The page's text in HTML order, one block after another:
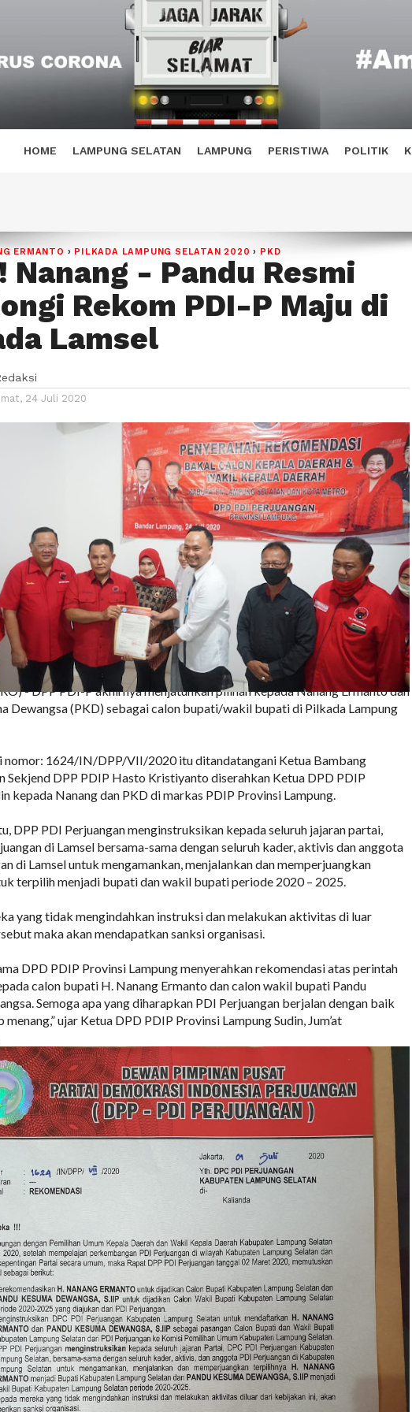
HOME LAMPUNG SELATAN LAMPUNG PERISTIWA POLITIK
ERMANTO › PILKADA LAMPUNG SELATAN 2020 › PKD
Nanang - Pandu Resmi
Rekom PDI-P Maju di
Lamsel
24 Juli 2020
- DPP PDI-P akhirnya menjatuhkan pilihan kepada Nanang Ermanto dan
Dewangsa (PKD) sebagai calon bupati/wakil bupati di Pilkada Lampung
nomor: 1624/IN/DPP/VII/2020 itu ditandatangani Ketua Bambang
Sekjend DPP PDIP Hasto Kristiyanto diserahkan Ketua DPD PDIP
kepada Nanang dan PKD di markas PDIP Provinsi Lampung.
DPP PDI Perjuangan menginstruksikan kepada seluruh jajaran partai,
di Lamsel bersama-sama dengan seluruh kader, aktivis dan anggota
di Lamsel untuk mengamankan, menjalankan dan memperjuangkan
terpilih menjadi bupati dan wakil bupati periode 2020 – 2025.
yang tidak mengindahkan instruksi dan melakukan aktivitas di luar
maka akan mendapatkan sanksi organisasi.
DPD PDIP Provinsi Lampung menyerahkan rekomendasi atas perintah
calon bupati H. Nanang Ermanto dan calon wakil bupati Pandu
Semoga apa yang diharapkan PDI Perjuangan berjalan dengan baik
ujar Ketua DPD PDIP Provinsi Lampung Sudin, Jum’at